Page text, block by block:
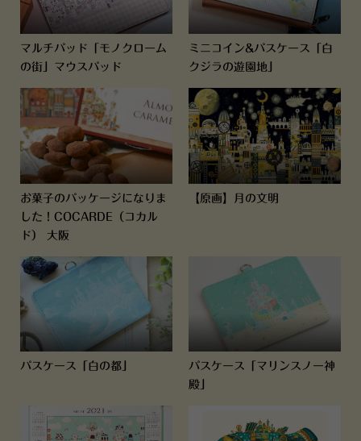
マルチパッド「モノクローム
の街」マウスパッド
ミニコイン&パスケース「白
クジラの遊園地」
お菓子のパッケージになりま
した！COCARDE（コカル
ド） 大阪
【原画】月の文明
パスケース「白の都」
パスケース「マリンスノー神
殿」